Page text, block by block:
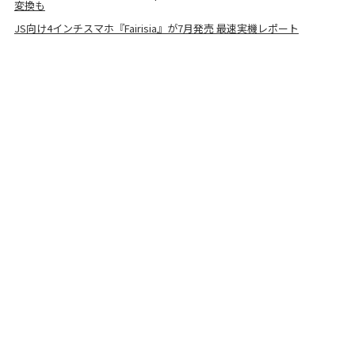
変換も
JS向け4インチスマホ『Fairisia』が7月発売 最速実機レポート